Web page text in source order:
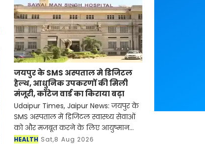
जयपुर के SMS अस्पताल मे डिजिटल
हेल्थ, आधुनिक उपकरणों की मिली
मंजूरी, कॉटेज वार्ड का किराया बढ़ा
Udaipur Times, Jaipur News: जयपुर के
SMS अस्पताल में डिजिटल स्वास्थ्य सेवाओं
को और मजबूत करने के लिए आयुष्मान
भारत डिजिटल मिशन की डिजिटल हेल्थ
HEALTH Sat,8 Aug 2026